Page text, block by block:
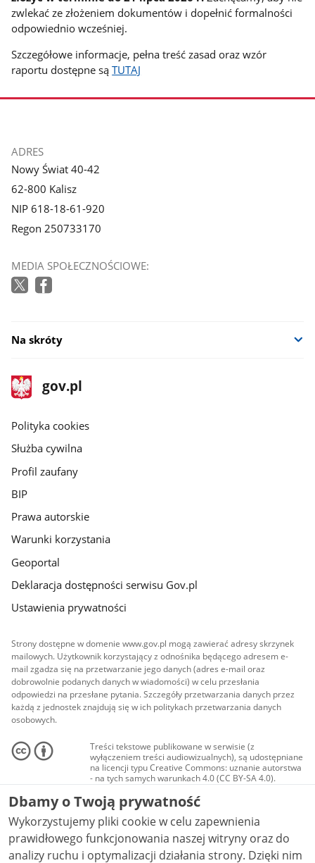
zwlekać ze złożeniem dokumentów i dopełnić formalności
odpowiednio wcześniej.
Szczegółowe informacje, pełna treść zasad oraz wzór
raportu dostępne sąTUTAJ
stopka
ADRES
Nowy Świat 40-42
62-800 Kalisz
NIP 618-18-61-920
Regon 250733170
MEDIA SPOŁECZNOŚCIOWE:
Na skróty
stopka
gov.pl
Strona
gov.pl
gov.pl
Polityka cookies
Służba cywilna
Profil zaufany
BIP
Prawa autorskie
Warunki korzystania
Geoportal
Deklaracja dostępności serwisu Gov.pl
Ustawienia prywatności
Strony dostępne w domenie www.gov.pl mogą zawierać adresy skrzynek
mailowych. Użytkownik korzystający z odnośnika będącego adresem e-
mail zgadza się na przetwarzanie jego danych (adres e-mail oraz
dobrowolnie podanych danych w wiadomości) w celu przesłania
odpowiedzi na przesłane pytania. Szczegóły przetwarzania danych przez
każdą z jednostek znajdują się w ich politykach przetwarzania danych
osobowych.
Treści tekstowe publikowane w serwisie (z
wyłączeniem treści audiowizualnych), są udostępniane
na licencji typu Creative Commons: uznanie autorstwa
- na tych samych warunkach 4.0 (CC BY-SA 4.0).
Materiały audiowizualne, w tym zdjęcia, materiały
audio i wideo, są udostępniane na licencji typu
Creative Commons: uznanie autorstwa użycie
niekomercyjne - bez utworów zależnych 4.0 (CC BY-
NC-ND 4.0), o ile nie jest to stwierdzone inaczej.
Dbamy o Twoją prywatność
Wykorzystujemy pliki cookie w celu zapewnienia
prawidłowego funkcjonowania naszej witryny oraz do
analizy ruchu i optymalizacji działania strony. Dzięki nim